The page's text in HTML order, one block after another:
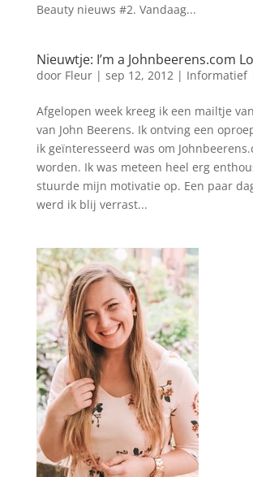
Beauty nieuws #2. Vandaag...
Nieuwtje: I’m a Johnbeerens.com
door Fleur| sep 12, 2012 | Informatief
Afgelopen week kreeg ik een mailtje
van John Beerens. Ik ontving een
ik geïnteresseerd was om
worden. Ik was meteen heel erg
stuurde mijn motivatie op. Een paar
werd ik blij verrast...